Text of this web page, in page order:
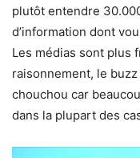
plutôt entendre
d’information dont
Les médias sont plus
raisonnement, le
chouchou car
dans la plupart des